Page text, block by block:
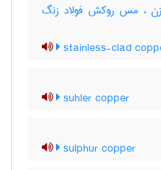
، مس روکش فولاد زنگ
stainless-clad
suhler copper
sulphur copper